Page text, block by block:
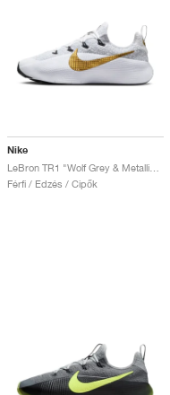
Nike
LeBron TR1 "Wolf Grey & Metallic Gold"
Férfi / Edzés / Cipők